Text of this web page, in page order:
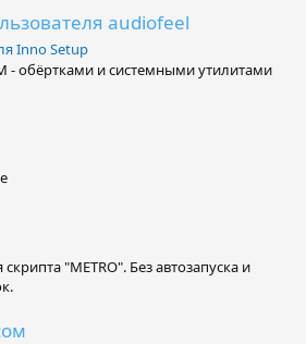
audiofeel
Inno Setup
- обёртками и системными утилитами
"METRO". Без автозапуска и